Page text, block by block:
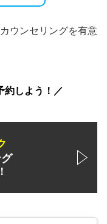
ウンセリングを有意
約しよう！／